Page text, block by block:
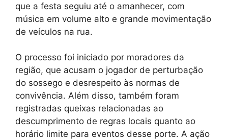
que a festa seguiu até o amanhecer, com
música em volume alto e grande movimentação
de veículos na rua.
O processo foi iniciado por moradores da
região, que acusam o jogador de perturbação
do sossego e desrespeito às normas de
convivência. Além disso, também foram
registradas queixas relacionadas ao
descumprimento de regras locais quanto ao
horário limite para eventos desse porte. A ação